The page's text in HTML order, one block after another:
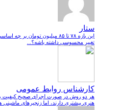
ستار
این بازه ۷۸ تا ۸۵ میلیون
تغییر محسوسی داشته باشه؟...
کارشناس روابط عمومی
هر دو روش در صورت اجرای صحیح کیفیت
هنری بیشتری دارند، اما زنجیرهای ماشینی